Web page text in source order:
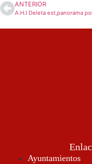
ANTERIOR
Ayuntamientos